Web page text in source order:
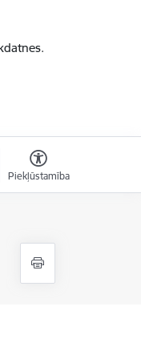
Piekļūstamība